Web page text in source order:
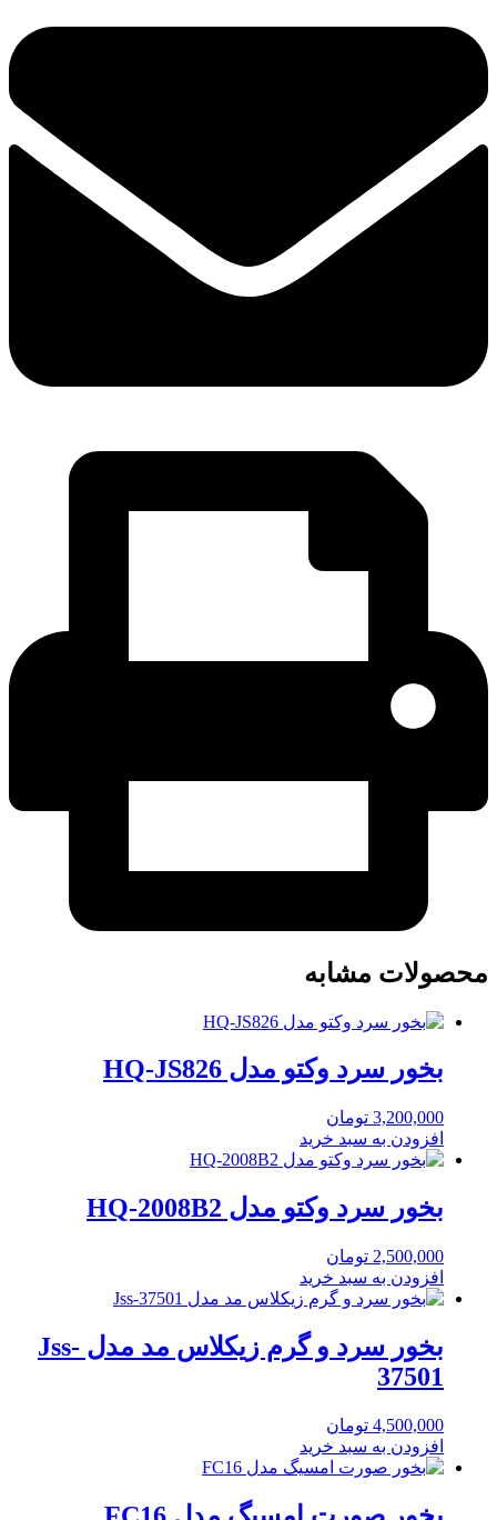
محصولات مشابه
بخور سرد وکتو مدل HQ-JS826
3,200,000 تومان
افزودن به سبد خرید
بخور سرد وکتو مدل HQ-2008B2
2,500,000 تومان
افزودن به سبد خرید
بخور سرد و گرم زیکلاس مد مدل Jss-
37501
4,500,000 تومان
افزودن به سبد خرید